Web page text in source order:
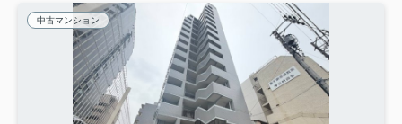
中古マンション